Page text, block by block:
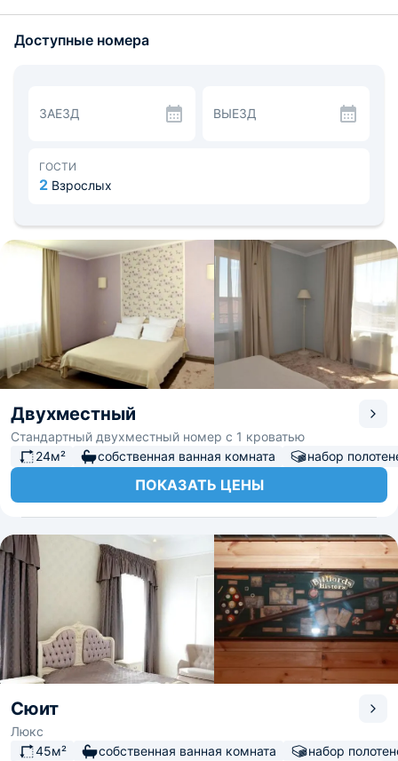
размещения. Номера звукоизолированные, выполнены
На благоустроенной территории находится бассейн с
подогревом, декоративный пруд с мостиком, газоны
достоинство отеля — настоящая русская баня, где вам
предложат услуги массажиста. Для активных
прогулки.
Посетив данное место вам захочется вернуться сюда
Доступные номера
ЗАЕЗД ВЫЕЗД
ГОСТИ
2 Взрослых
Двухместный
Стандартный двухместный номер с 1 кроватью
24м²
собственная ванная комната набор
ПОКАЗАТЬ ЦЕНЫ
Сюит
Люкс
45м²
собственная ванная комната набор